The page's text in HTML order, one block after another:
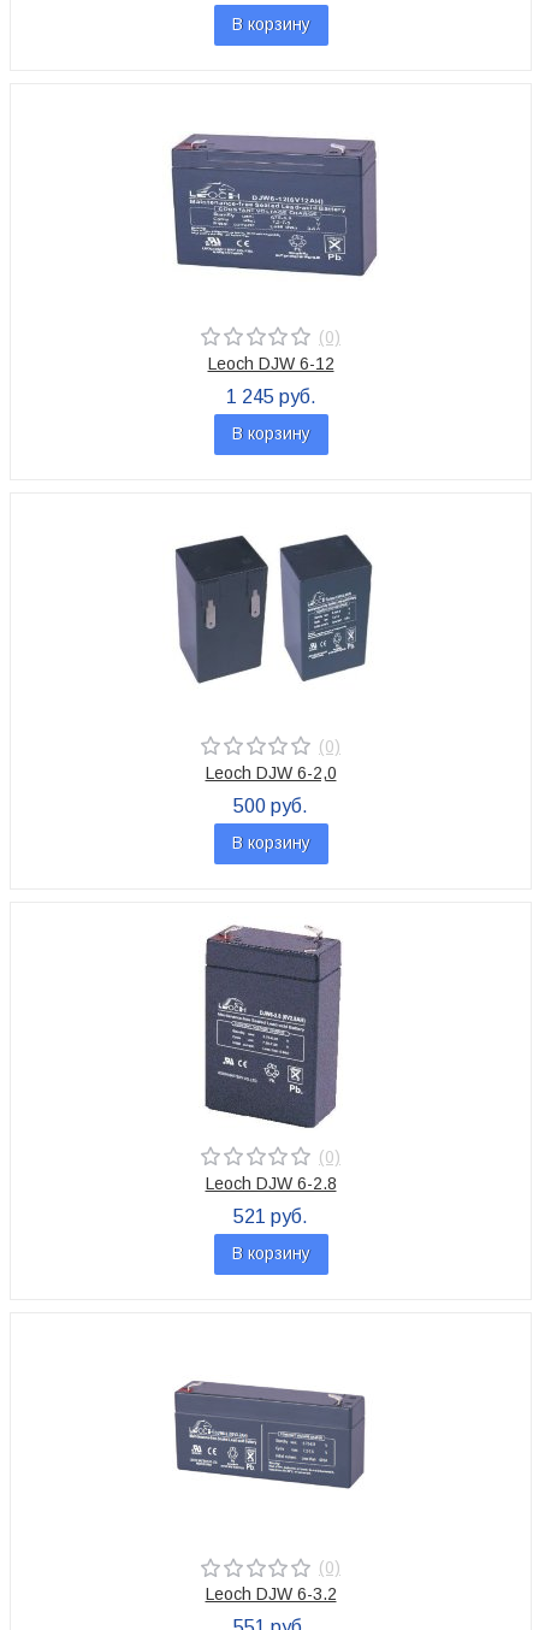
В корзину
(0)
Leoch DJW 6-12
1 245 руб.
В корзину
(0)
Leoch DJW 6-2,0
500 руб.
В корзину
(0)
Leoch DJW 6-2.8
521 руб.
В корзину
(0)
Leoch DJW 6-3.2